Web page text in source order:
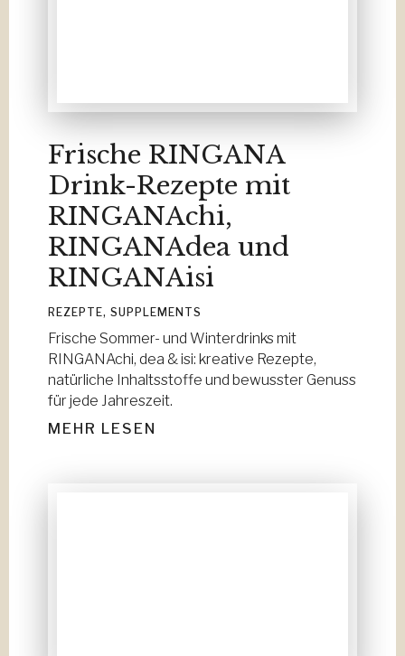
Frische RINGANA
Drink-Rezepte mit
RINGANAchi,
RINGANAdea und
RINGANAisi
REZEPTE, SUPPLEMENTS
Frische Sommer- und Winterdrinks mit
RINGANAchi, dea & isi: kreative Rezepte,
natürliche Inhaltsstoffe und bewusster Genuss
für jede Jahreszeit.
MEHR LESEN